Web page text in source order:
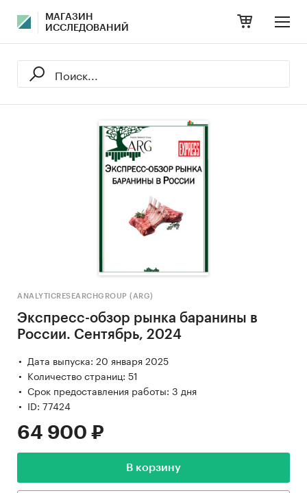
МАГАЗИН
ИССЛЕДОВАНИЙ
ANALYTICRESEARCHGROUP (ARG)
Экспресс-обзор рынка баранины в
России. Сентябрь, 2024
Дата выпуска: 20 января 2025
Количество страниц: 51
Срок предоставления работы: 3 дня
ID: 77424
64 900 ₽
В корзину